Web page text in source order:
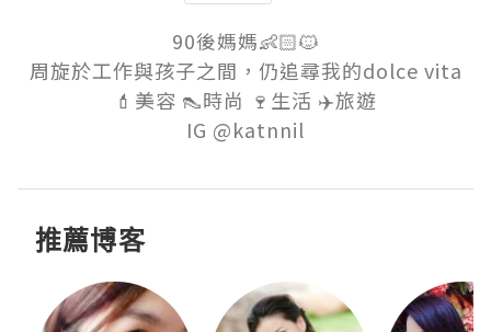
90後媽媽👶🏻🐱
周旋於工作與孩子之間，仍追尋我的dolce vita
💄美容 👠時尚 🍷生活 ✈️旅遊
推薦博客